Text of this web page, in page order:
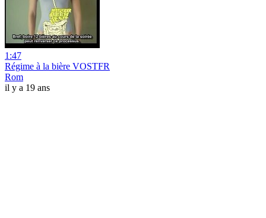
1:47
Régime à la bière VOSTFR
Rom
il y a 19 ans